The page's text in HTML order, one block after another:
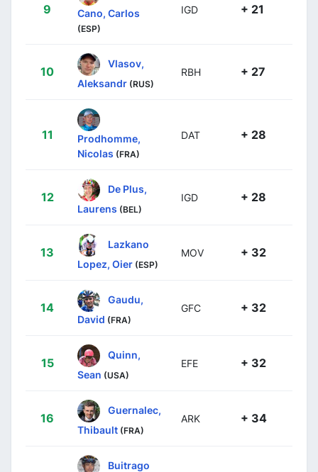
9
Cano, Carlos
(ESP)
IGD + 21
10
Vlasov,
Aleksandr (RUS)
RBH + 27
11
Prodhomme,
Nicolas (FRA)
DAT + 28
12
De Plus,
Laurens (BEL)
IGD + 28
13
Lazkano
Lopez, Oier (ESP)
MOV + 32
14
Gaudu,
David (FRA)
GFC + 32
15
Quinn,
Sean (USA)
EFE + 32
16
Guernalec,
Thibault (FRA)
ARK + 34
Buitrago